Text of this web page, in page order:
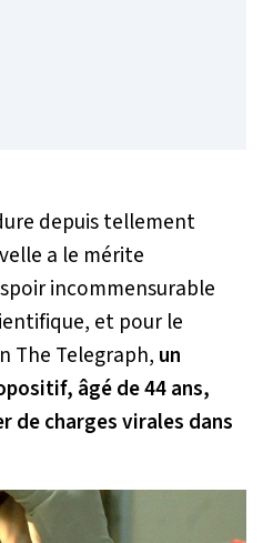
depuis tellement
a le mérite
incommensurable
et pour le
The Telegraph, un
âgé de 44 ans,
de charges virales dans